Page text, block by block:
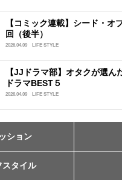
【コミック連載】シード・オ
回（後半）
2026.04.09 LIFE STYLE
【JJドラマ部】オタクが選ん
ドラマBEST５
2026.04.09 LIFE STYLE
ション
スタイル